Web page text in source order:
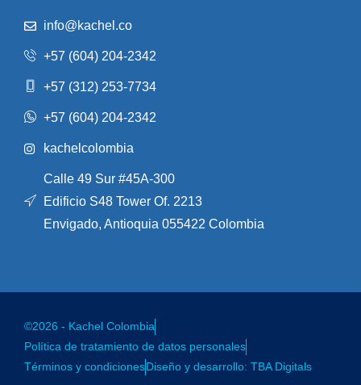
info@kachel.co
+57 (604) 204-2342
+57 (312) 253-7734
+57 (604) 204-2342
kachelcolombia
Calle 49 Sur #45A-300
Edificio S48 Tower Of. 2213
Envigado, Antioquia 055422 Colombia
©2026 - Kachel Colombia
Política de tratamiento de datos personales
Términos y condicionesDiseño y desarrollo: TBA Digitals